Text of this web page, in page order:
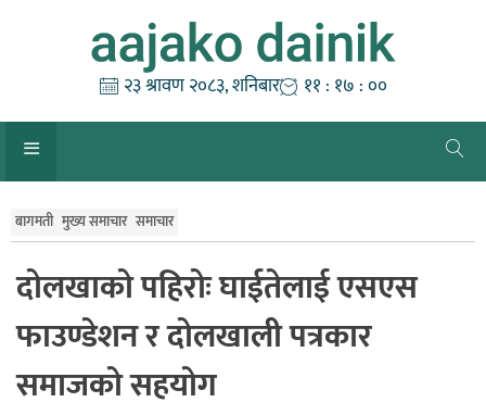
२३ श्रावण २०८३, शनिबार ११ : १७ : ०१
बागमती मुख्य समाचार समाचार
दोलखाको पहिरोः घाईतेलाई एसएस
फाउण्डेशन र दोलखाली पत्रकार
समाजको सहयोग